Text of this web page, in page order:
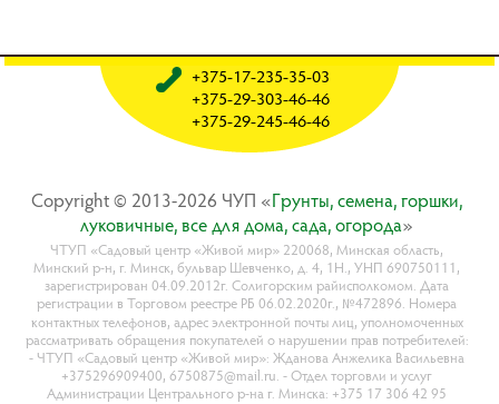
Copyright © 2013-2026 ЧУП «Гpyнты, ceмeнa, гopшки,
лyкoвичныe, вce для дoмa, caдa, oгopoдa»
ЧТУП «Садовый центр «Живой мир» 220068, Минская область,
Минский р-н, г. Минск, бульвар Шевченко, д. 4, 1Н., УНП 690750111,
зарегистрирован 04.09.2012г. Солигорским райисполкомом. Дата
регистрации в Торговом реестре РБ 06.02.2020г., №472896. Номера
контактных телефонов, адрес электронной почты лиц, уполномоченных
рассматривать обращения покупателей о нарушении прав потребителей:
- ЧТУП «Садовый центр «Живой мир»: Жданова Анжелика Васильевна
+375296909400, 6750875@mail.ru. - Отдел торговли и услуг
Администрации Центрального р-на г. Минска: +375 17 306 42 95
+375-17-235-35-03
+375-29-303-46-46
+375-29-245-46-46